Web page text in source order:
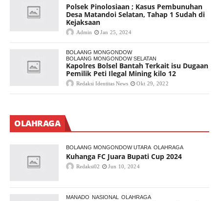
Polsek Pinolosiaan ; Kasus Pembunuhan
Desa Matandoi Selatan, Tahap 1 Sudah di
Kejaksaan
Admin Jan 25, 2024
BOLAANG MONGONDOW
BOLAANG MONGONDOW SELATAN
Kapolres Bolsel Bantah Terkait isu Dugaan
Pemilik Peti Ilegal Mining kilo 12
Redaksi Identitas News Okt 29, 2022
OLAHRAGA
BOLAANG MONGONDOW UTARA OLAHRAGA
Kuhanga FC Juara Bupati Cup 2024
Redaksi02 Jun 10, 2024
MANADO NASIONAL OLAHRAGA